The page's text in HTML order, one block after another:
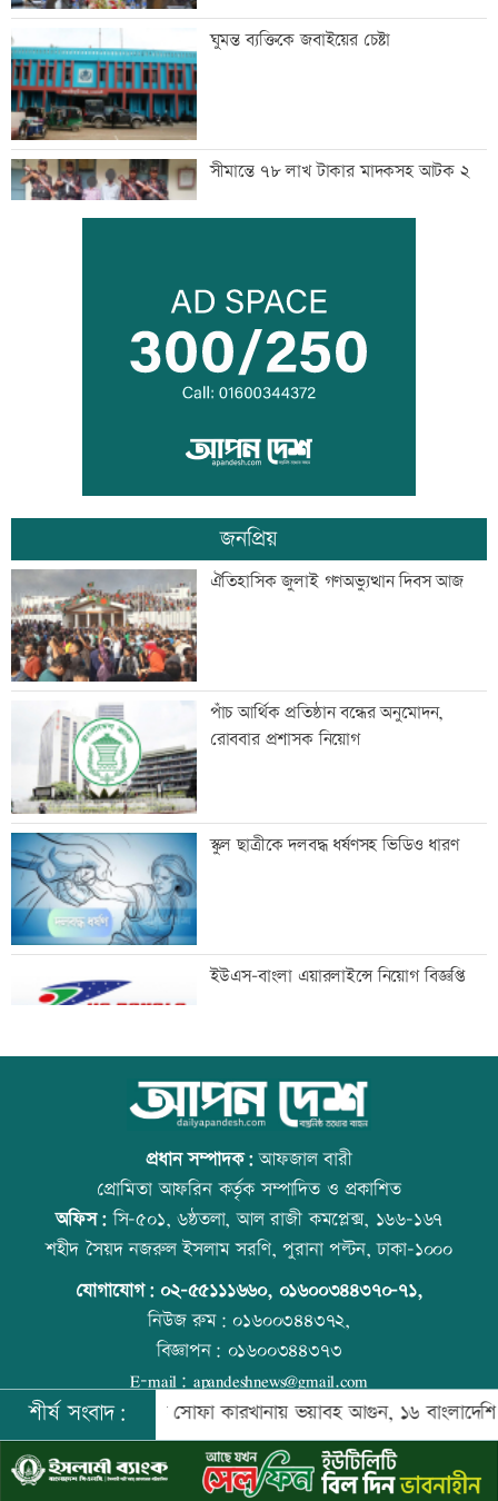
ঘুমন্ত ব্যক্তিকে জবাইয়ের চেষ্টা
সীমান্তে ৭৮ লাখ টাকার মাদকসহ আটক ২
প্রধানমন্ত্রীর সভাপতিত্বে মন্ত্রিপরিষদের বৈঠক
চলছে
ধর্ষণসহ ভিডিও ধারণের দায়ে ২ জনের
মৃত্যুদণ্ড
চুপ্পুর বিরুদ্ধে ৫শ’ কোটি টাকা দুর্নীতির
অভিযোগ
নির্বাচন পদ্ধতি সংস্কার না করলে সহিংসতা
বাড়বে: এবি পার্টি
কার্যালয় দখল-পাল্টা দাবিতে ৩ কমিটির
লড়াই
প্রেমিকার সঙ্গে ঘুরতে গিয়ে প্রেমিক নিহত
হাম উপসর্গে আরও ৫ শিশুর মৃত্যু
সূচকের উত্থানে লেনদেন ৯০৮ কোটি টাকা
শেখ হাসিনা-হাদির খুনিদের ফেরত চায়
বাংলাদেশ
বেসরকারি গবেষণা সংস্থা সিপিডিতে চাকরির
জনপ্রিয়
ঐতিহাসিক জুলাই গণঅভ্যুত্থান দিবস আজ
পাঁচ আর্থিক প্রতিষ্ঠান বন্ধের অনুমোদন,
রোববার প্রশাসক নিয়োগ
স্কুল ছাত্রীকে দলবদ্ধ ধর্ষণসহ ভিডিও ধারণ
ইউএস-বাংলা এয়ারলাইন্সে নিয়োগ বিজ্ঞপ্তি
আজ স্বর্ণ-রুপা যে দামে বিক্রি হচ্ছে
কাঁচা মরিচের দাম কমলেও ডিমের দাম
ট্রেনের ধাক্কায় শিক্ষার্থীসহ নিহত ৪
প্রধান সম্পাদক:আফজাল বারী
প্রোমিতা আফরিন কর্তৃক সম্পাদিত ও প্রকাশিত
অফিস:সি-৫০১, ৬ষ্ঠতলা, আল রাজী কমপ্লেক্স, ১৬৬-১৬৭
শহীদ সৈয়দ নজরুল ইসলাম সরণি, পুরানা পল্টন, ঢাকা-১০০০
যোগাযোগ: ০২-৫৫১১১৬৬০, ০১৬০০৩৪৪৩৭০-৭১,
নিউজ রুম:০১৬০০৩৪৪৩৭২,
বিজ্ঞাপন: ০১৬০০৩৪৪৩৭৩
E-mail: apandeshnews@gmail.com
©২০২৬ |আপন দেশ ডটকমকর্তৃক সর্বসত্ব ® সংরক্ষিত | উন্নয়নে
ইমিথমেকারস.কম
শীর্ষ সংবাদ:
সৌদিতে সোফা কারখানায় ভয়াবহ আগুন, ১৬ বাংলাদেশি নিহত